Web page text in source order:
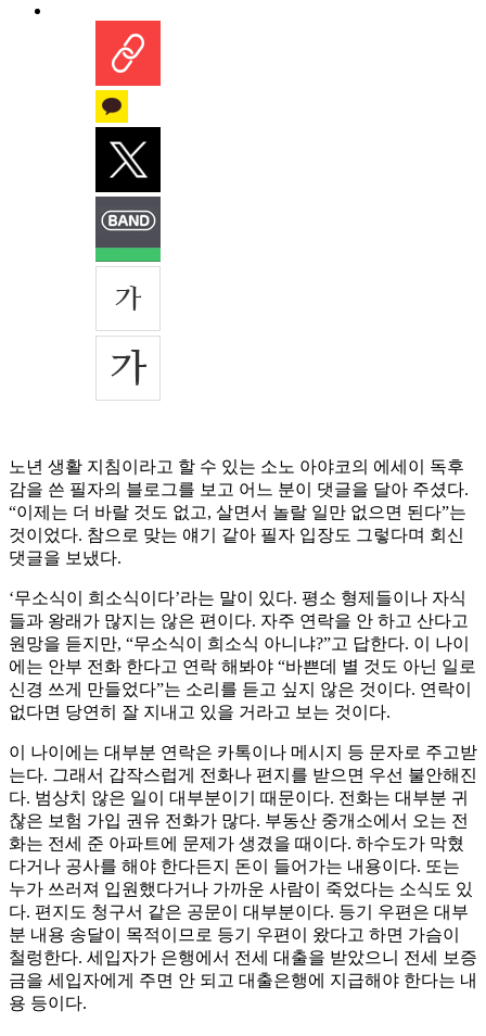
노년 생활 지침이라고 할 수 있는 소노 아야코의 에세이 독후
감을 쓴 필자의 블로그를 보고 어느 분이 댓글을 달아 주셨다.
“이제는 더 바랄 것도 없고, 살면서 놀랄 일만 없으면 된다”는
것이었다. 참으로 맞는 얘기 같아 필자 입장도 그렇다며 회신
댓글을 보냈다.
‘무소식이 희소식이다’라는 말이 있다. 평소 형제들이나 자식
들과 왕래가 많지는 않은 편이다. 자주 연락을 안 하고 산다고
원망을 듣지만, “무소식이 희소식 아니냐?”고 답한다. 이 나이
에는 안부 전화 한다고 연락 해봐야 “바쁜데 별 것도 아닌 일로
신경 쓰게 만들었다”는 소리를 듣고 싶지 않은 것이다. 연락이
없다면 당연히 잘 지내고 있을 거라고 보는 것이다.
이 나이에는 대부분 연락은 카톡이나 메시지 등 문자로 주고받
는다. 그래서 갑작스럽게 전화나 편지를 받으면 우선 불안해진
다. 범상치 않은 일이 대부분이기 때문이다. 전화는 대부분 귀
찮은 보험 가입 권유 전화가 많다. 부동산 중개소에서 오는 전
화는 전세 준 아파트에 문제가 생겼을 때이다. 하수도가 막혔
다거나 공사를 해야 한다든지 돈이 들어가는 내용이다. 또는
누가 쓰러져 입원했다거나 가까운 사람이 죽었다는 소식도 있
다. 편지도 청구서 같은 공문이 대부분이다. 등기 우편은 대부
분 내용 송달이 목적이므로 등기 우편이 왔다고 하면 가슴이
철렁한다. 세입자가 은행에서 전세 대출을 받았으니 전세 보증
금을 세입자에게 주면 안 되고 대출은행에 지급해야 한다는 내
용 등이다.